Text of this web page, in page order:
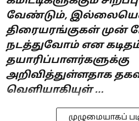
வேண்டும்,
திரையரங்குகள் முன்
நடத்துவோம் என
தயாரிப்பாளர்களுக்கு
அறிவித்துள்ளதாக
வெளியாகியுள் ...
முழுமையாகப்